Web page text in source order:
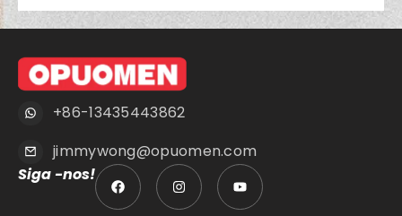
+86-13435443862
jimmywong@opuomen.com
Siga -nos!